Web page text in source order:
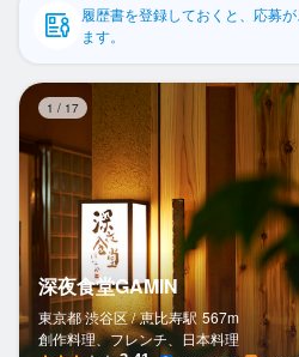
利用規約履歴書を登録しておくと、応募
ます。
1 / 17
深夜食堂GAMIN
東京都 渋谷区 / 恵比寿駅 567m
創作料理、フレンチ、日本料理